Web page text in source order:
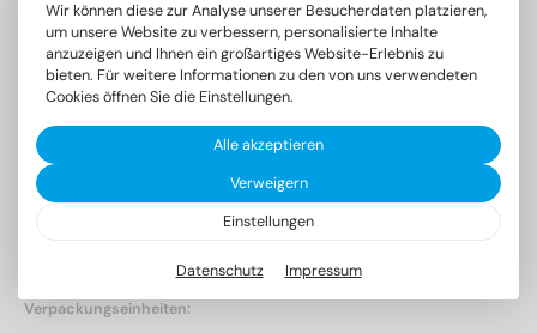
DIN 7 1.4305 10m6X100
Zylinderstifte Form A, Toleranzfeld m6
Verpackungseinheiten:
Wir können diese zur Analyse unserer Besucherdaten platzieren,
um unsere Website zu verbessern, personalisierte Inhalte
anzuzeigen und Ihnen ein großartiges Website-Erlebnis zu
bieten. Für weitere Informationen zu den von uns verwendeten
Cookies öffnen Sie die Einstellungen.
Alle akzeptieren
Verweigern
Einstellungen
Datenschutz Impressum